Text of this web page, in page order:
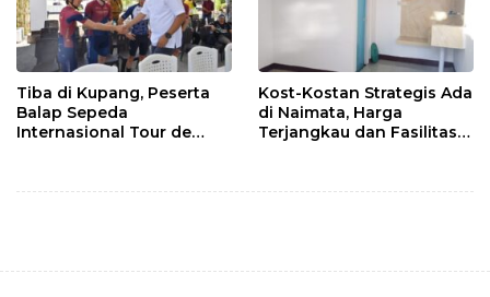
Tiba di Kupang, Peserta
Balap Sepeda
Internasional Tour de
Kost-Kostan Strategis Ada
di Naimata, Harga
Terjangkau dan Fasilitas